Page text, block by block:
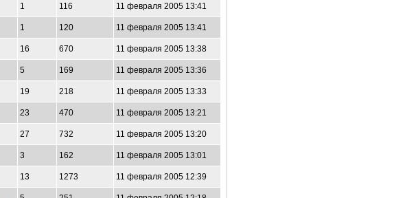
1 116 11 февраля 2005 13:41
1 120 11 февраля 2005 13:41
16 670 11 февраля 2005 13:38
5 169 11 февраля 2005 13:36
19 218 11 февраля 2005 13:33
23 470 11 февраля 2005 13:21
27 732 11 февраля 2005 13:20
3 162 11 февраля 2005 13:01
13 1273 11 февраля 2005 12:39